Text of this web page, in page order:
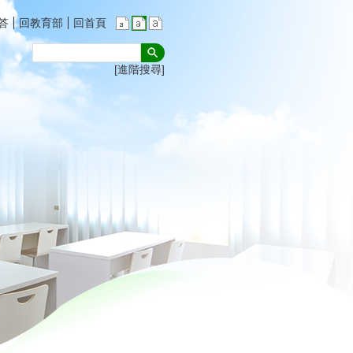
回教育部 回首頁
進階搜尋